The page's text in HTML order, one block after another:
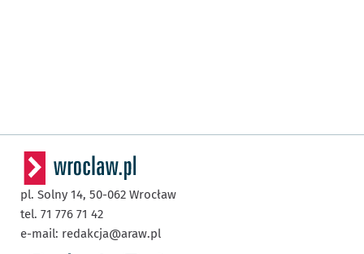
pl. Solny 14, 50-062 Wrocław
tel. 71 776 71 42
e-mail: redakcja@araw.pl